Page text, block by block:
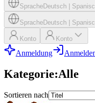
SpracheDeutsch
SpracheDeutsch
Konto Konto
Anmeldung
Kategorie:Alle
Sortieren nach